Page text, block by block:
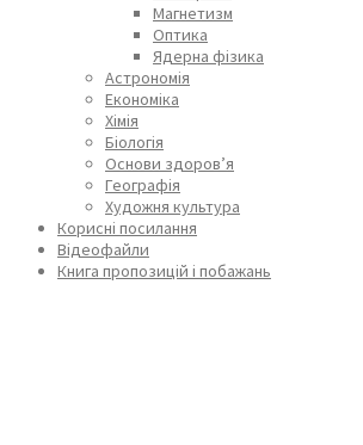
Магнетизм
Оптика
Ядерна фізика
Астрономія
Економіка
Хімія
Біологія
Основи здоров’я
Географія
Художня культура
Корисні посилання
Відеофайли
Книга пропозицій і побажань